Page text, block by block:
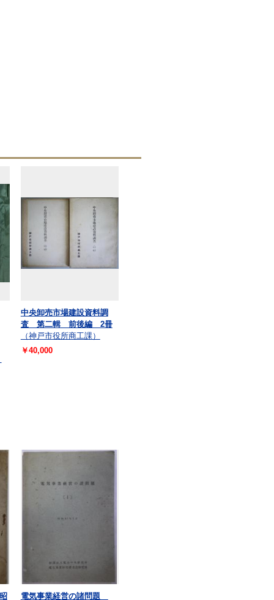
中央卸売市場建設資料調
査 第二輯 前後編 2冊
（神戸市役所商工課）
￥40,000
電気事業経営の諸問題